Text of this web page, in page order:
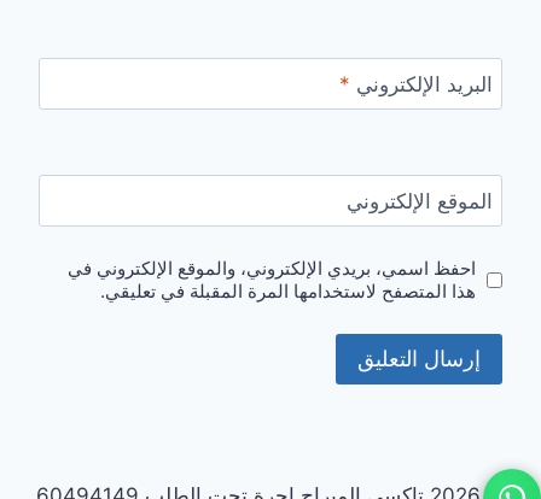
البريد الإلكتروني *
الموقع الإلكتروني
احفظ اسمي، بريدي الإلكتروني، والموقع الإلكتروني في
هذا المتصفح لاستخدامها المرة المقبلة في تعليقي.